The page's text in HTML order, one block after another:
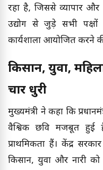
रहा है, जिससे व्यापार और
उद्योग से जुड़े सभी
कार्यशाला आयोजित करने
किसान, युवा,
चार धुरी
मुख्यमंत्री ने कहा कि
वैश्विक छवि मजबूत हुई
प्राथमिकता हैं। केंद्र
किसान, युवा और नारी